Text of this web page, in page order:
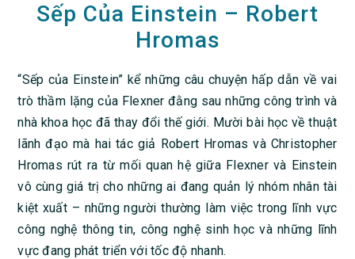
Sếp Của Einstein – Robert
Hromas
“Sếp của Einstein” kể những câu chuyện hấp dẫn về vai
trò thầm lặng của Flexner đằng sau những công trình và
nhà khoa học đã thay đổi thế giới. Mười bài học về thuật
lãnh đạo mà hai tác giả Robert Hromas và Christopher
Hromas rút ra từ mối quan hệ giữa Flexner và Einstein
vô cùng giá trị cho những ai đang quản lý nhóm nhân tài
kiệt xuất – những người thường làm việc trong lĩnh vực
công nghệ thông tin, công nghệ sinh học và những lĩnh
vực đang phát triển với tốc độ nhanh.